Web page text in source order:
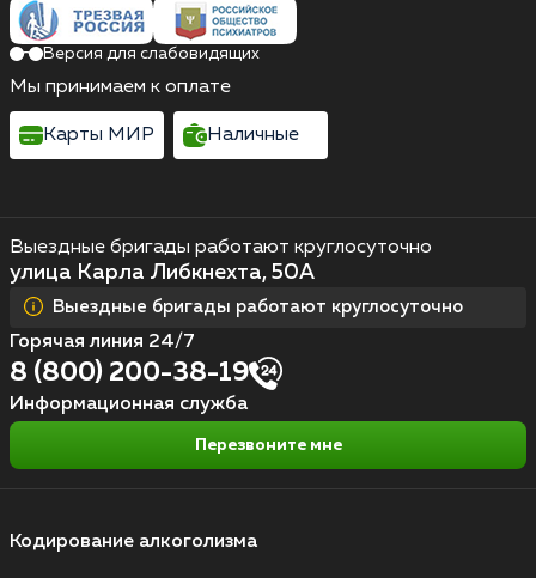
Кодирование алкоголизма
Выездные бригады работают круглосуточно
улица Карла Либкнехта, 50А
Выездные бригады работают круглосуточно
Горячая линия 24/7
8 (800) 200-38-19
Информационная служба
Перезвоните мне
Версия для слабовидящих
Мы принимаем к оплате
Карты МИР Наличные